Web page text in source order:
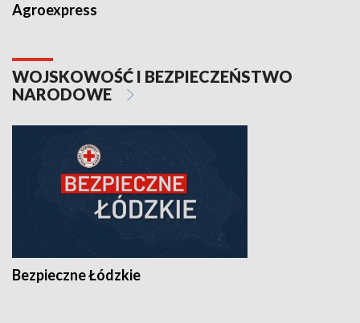
Agroexpress
WOJSKOWOŚĆ I BEZPIECZEŃSTWO
NARODOWE
Bezpieczne Łódzkie